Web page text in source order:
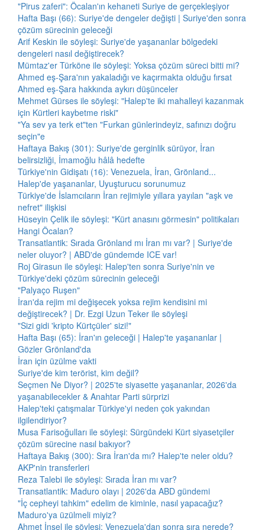
"Pirus zaferi": Öcalan'ın kehaneti Suriye de gerçekleşiyor
Hafta Başı (66): Suriye'de dengeler değişti | Suriye'den sonra
çözüm sürecinin geleceği
Arif Keskin ile söyleşi: Suriye'de yaşananlar bölgedeki
dengeleri nasıl değiştirecek?
Mümtaz'er Türköne ile söyleşi: Yoksa çözüm süreci bitti mi?
Ahmed eş-Şara'nın yakaladığı ve kaçırmakta olduğu fırsat
Ahmed eş-Şara hakkında aykırı düşünceler
Mehmet Gürses ile söyleşi: "Halep'te iki mahalleyi kazanmak
için Kürtleri kaybetme riski"
"Ya sev ya terk et"ten "Furkan günlerindeyiz, safınızı doğru
seçin"e
Haftaya Bakış (301): Suriye'de gerginlik sürüyor, İran
belirsizliği, İmamoğlu hâlâ hedefte
Türkiye'nin Gidişatı (16): Venezuela, İran, Grönland...
Halep'de yaşananlar, Uyuşturucu sorunumuz
Türkiye'de İslamcıların İran rejimiyle yıllara yayılan "aşk ve
nefret" ilişkisi
Hüseyin Çelik ile söyleşi: "Kürt anasını görmesin" politikaları
Hangi Öcalan?
Transatlantik: Sırada Grönland mı İran mı var? | Suriye'de
neler oluyor? | ABD'de gündemde ICE var!
Roj Girasun ile söyleşi: Halep'ten sonra Suriye'nin ve
Türkiye'deki çözüm sürecinin geleceği
"Palyaço Ruşen"
İran'da rejim mi değişecek yoksa rejim kendisini mi
değiştirecek? | Dr. Ezgi Uzun Teker ile söyleşi
"Sizi gidi 'kripto Kürtçüler' sizi!"
Hafta Başı (65): İran'ın geleceği | Halep'te yaşananlar |
Gözler Grönland'da
İran için üzülme vakti
Suriye'de kim terörist, kim değil?
Seçmen Ne Diyor? | 2025'te siyasette yaşananlar, 2026'da
yaşanabilecekler & Anahtar Parti sürprizi
Halep'teki çatışmalar Türkiye'yi neden çok yakından
ilgilendiriyor?
Musa Farisoğulları ile söyleşi: Sürgündeki Kürt siyasetçiler
çözüm sürecine nasıl bakıyor?
Haftaya Bakış (300): Sıra İran'da mı? Halep'te neler oldu?
AKP'nin transferleri
Reza Talebi ile söyleşi: Sırada İran mı var?
Transatlantik: Maduro olayı | 2026'da ABD gündemi
"İç cepheyi tahkim" edelim de kiminle, nasıl yapacağız?
Maduro'ya üzülmeli miyiz?
Ahmet İnsel ile söyleşi: Venezuela'dan sonra sıra nerede?